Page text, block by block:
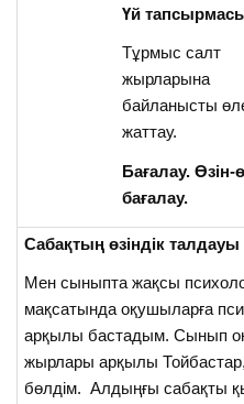
Үй
Тұрмыс салт
жырларына
байланысты
жаттау.
Бағалау. Өзін-
бағалау.
Сабақтың өзіндік талдауы
Мен сыныпта жақсы
мақсатында оқушыларға
арқылы бастадым. Сынып
жырлары арқылы
бөлдім. Алдыңғы сабақты